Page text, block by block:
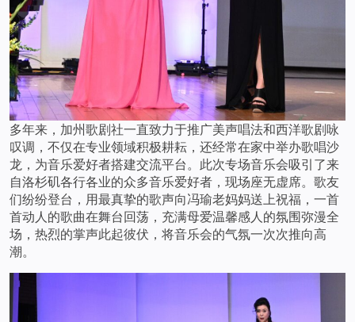
多年来，加州歌剧社一直致力于推广美声唱法和西洋歌剧咏
叹调，不仅在专业领域积极耕耘，还经常在家中举办歌唱沙
龙，为音乐爱好者搭建交流平台。此次专场音乐会吸引了来
自洛杉矶各行各业的众多音乐爱好者，现场座无虚席。歌友
们纷纷登台，用最真挚的歌声向冯瑜老妈妈送上祝福，一首
首动人的歌曲在舞台回荡，充满母爱温馨感人的氛围弥漫全
场，热烈的掌声此起彼伏，将音乐会的气氛一次次推向高
潮。